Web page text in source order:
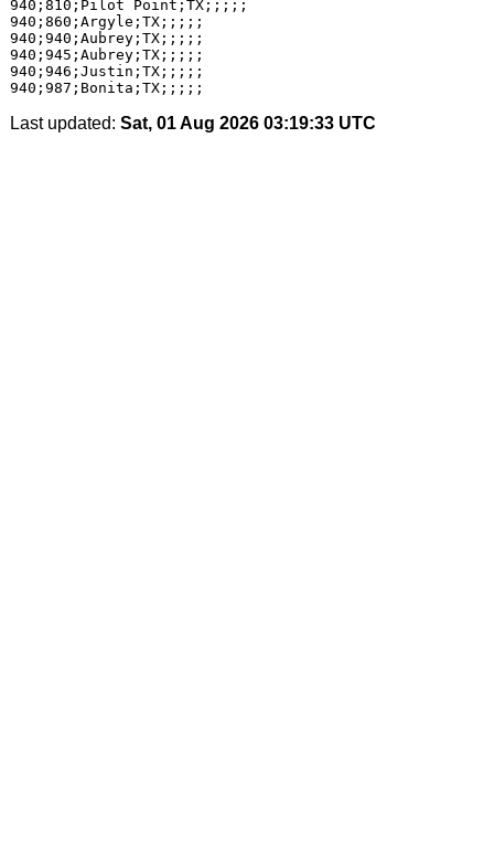
940;810;Pilot Point;TX;;;;;
940;860;Argyle;TX;;;;;
940;940;Aubrey;TX;;;;;
940;945;Aubrey;TX;;;;;
940;946;Justin;TX;;;;;
Last updated: Sat, 01 Aug 2026 03:19:33 UTC